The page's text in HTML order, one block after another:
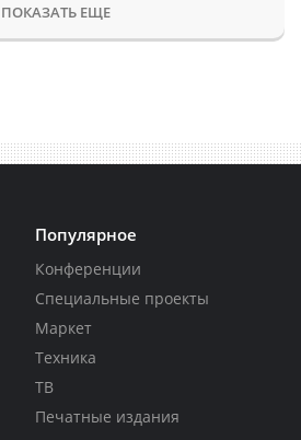
ПОКАЗАТЬ ЕЩЕ
Популярное
Конференции
Специальные проекты
Маркет
Техника
ТВ
Печатные издания